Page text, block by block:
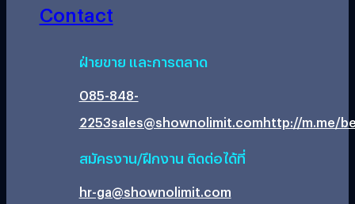
Contact
ฝ่ายขาย และการตลาด
085-848-
2253sales@shownolimit.comhttp://m.me/
สมัครงาน/ฝึกงาน ติดต่อได้ที่
hr-ga@shownolimit.com